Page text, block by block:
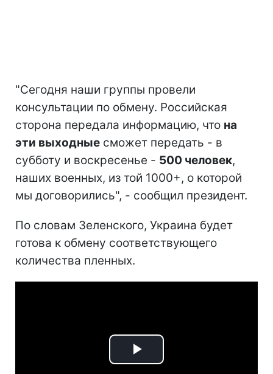
"Сегодня наши группы провели
консультации по обмену. Российская
сторона передала информацию, что на
эти выходные сможет передать - в
субботу и воскресенье - 500 человек,
наших военных, из той 1000+, о которой
мы договорились", - сообщил президент.
По словам Зеленского, Украина будет
готова к обмену соответствующего
количества пленных.
Play